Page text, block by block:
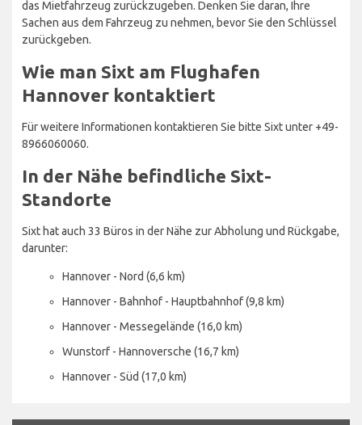
das Mietfahrzeug zurückzugeben. Denken Sie daran, Ihre
Sachen aus dem Fahrzeug zu nehmen, bevor Sie den Schlüssel
zurückgeben.
Wie man Sixt am Flughafen
Hannover kontaktiert
Für weitere Informationen kontaktieren Sie bitte Sixt unter +49-
8966060060.
In der Nähe befindliche Sixt-
Standorte
Sixt hat auch 33 Büros in der Nähe zur Abholung und Rückgabe,
darunter:
Hannover - Nord (6,6 km)
Hannover - Bahnhof - Hauptbahnhof (9,8 km)
Hannover - Messegelände (16,0 km)
Wunstorf - Hannoversche (16,7 km)
Hannover - Süd (17,0 km)